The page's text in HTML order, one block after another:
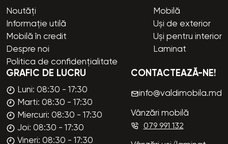
Noutăți
Informație utilă
Mobilă în credit
Despre noi
Politica de confidențialitate
Mobilă
Uși de exterior
Uși pentru interior
Laminat
GRAFIC DE LUCRU
Luni: 08:30 - 17:30
Marti: 08:30 - 17:30
Miercuri: 08:30 - 17:30
Joi: 08:30 - 17:30
Vineri: 08:30 - 17:30
CONTACTEAZĂ-NE!
info@valdimobila.md
Vânzări mobilă
079 991 132